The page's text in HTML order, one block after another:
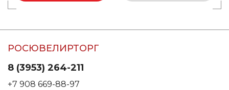
РОСЮВЕЛИРТОРГ
8 (3953) 264-211
+7 908 669-88-97